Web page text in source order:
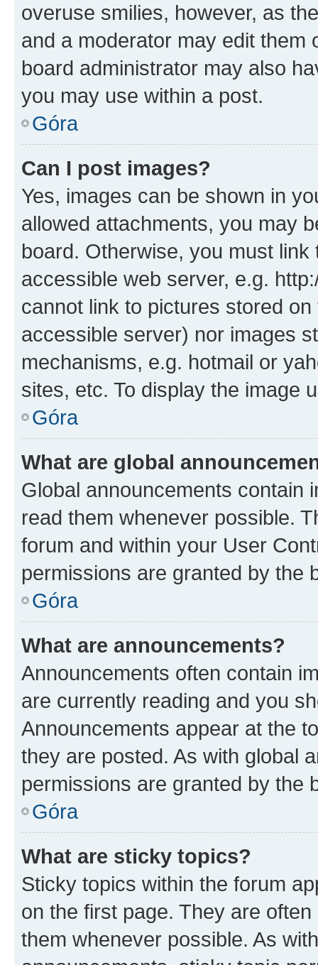
overuse smilies, however, as
and a moderator may edit them
board administrator may also
you may use within a post.
Góra
Can I post images?
Yes, images can be shown in
allowed attachments, you may
board. Otherwise, you must
accessible web server, e.g.
cannot link to pictures stored
accessible server) nor images
mechanisms, e.g. hotmail or
sites, etc. To display the image
Góra
What are global
Global announcements contain
read them whenever possible.
forum and within your User
permissions are granted by the
Góra
What are announcements?
Announcements often contain
are currently reading and you
Announcements appear at the
they are posted. As with global
permissions are granted by the
Góra
What are sticky topics?
Sticky topics within the forum
on the first page. They are
them whenever possible. As